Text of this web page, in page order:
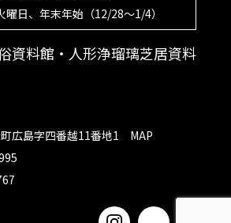
年末年始（12/28～1/4）
資料館・人形浄瑠璃芝居資料
広島字四番越11番地1 MAP